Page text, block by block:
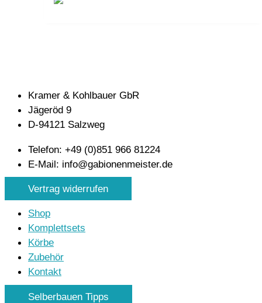
Kramer & Kohlbauer GbR
Jägeröd 9
D-94121 Salzweg
Telefon: +49 (0)851 966 81224
E-Mail: info@gabionenmeister.de
Vertrag widerrufen
Shop
Komplettsets
Körbe
Zubehör
Kontakt
Selberbauen Tipps